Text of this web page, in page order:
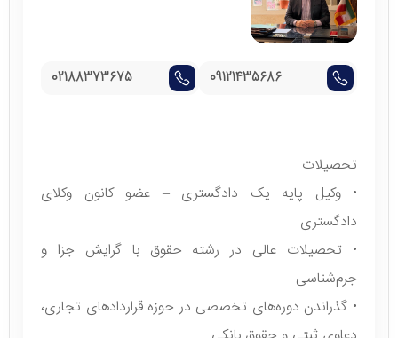
09121435686
02188373675
تحصیلات
• وکیل پایه یک دادگستری – عضو کانون وکلای
دادگستری
• تحصیلات عالی در رشته حقوق با گرایش جزا و
جرم‌شناسی
• گذراندن دوره‌های تخصصی در حوزه قراردادهای تجاری،